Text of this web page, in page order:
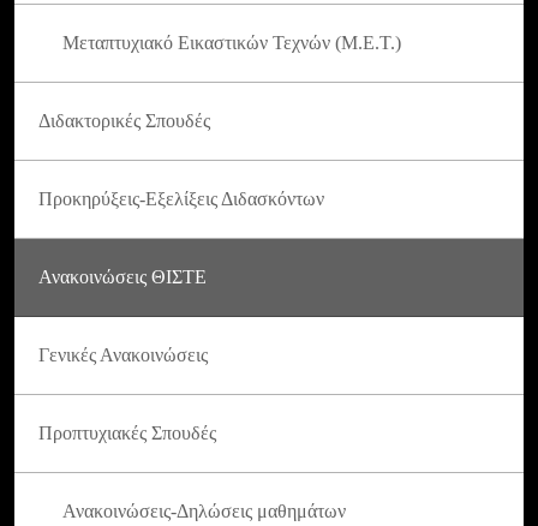
Μεταπτυχιακό Εικαστικών Τεχνών (Μ.Ε.Τ.)
Διδακτορικές Σπουδές
Προκηρύξεις-Εξελίξεις Διδασκόντων
Ανακοινώσεις ΘΙΣΤΕ
Γενικές Ανακοινώσεις
Προπτυχιακές Σπουδές
Ανακοινώσεις-Δηλώσεις μαθημάτων